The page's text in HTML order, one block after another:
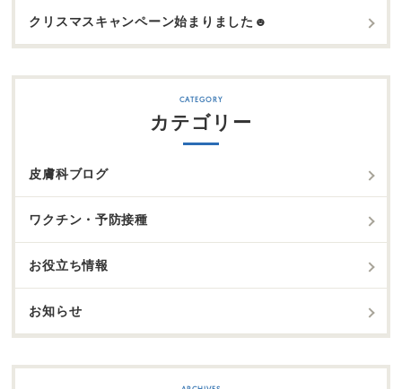
クリスマスキャンペーン始まりました☻
カテゴリー
皮膚科ブログ
ワクチン・予防接種
お役立ち情報
お知らせ